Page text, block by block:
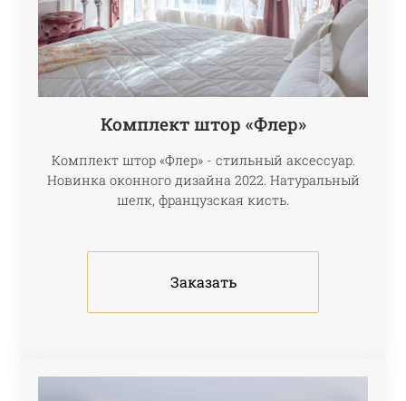
Комплект штор «Флер»
Комплект штор «Флер» - стильный аксессуар.
Новинка оконного дизайна 2022. Натуральный
шелк, французская кисть.
Заказать